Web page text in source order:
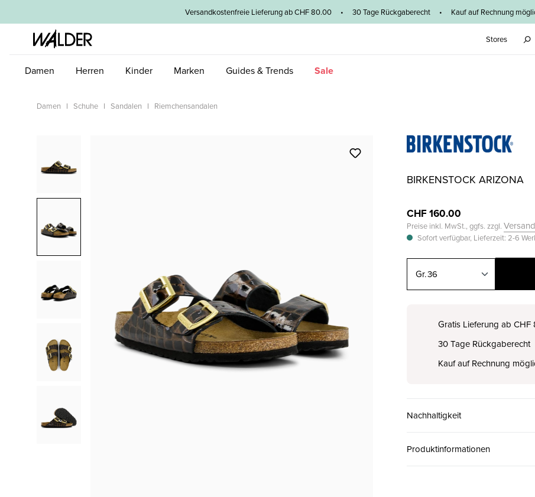
Versandkostenfreie Lieferung ab CHF 80.00 • 30 Tage Rückgaberecht • Kauf auf Rechnung
Stores
Damen Herren Kinder Marken Guides & Trends Sale
Damen Schuhe Sandalen Riemchensandalen
BIRKENSTOCK ARIZONA
CHF 160.00
Preise inkl. MwSt., ggfs. zzgl. Versand
Sofort verfügbar, Lieferzeit: 2-6
36
CHF 160.00
Gratis Lieferung ab CHF
30 Tage Rückgaberecht
Kauf auf Rechnung
Nachhaltigkeit
Produktinformationen